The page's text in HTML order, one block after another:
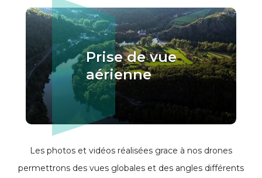
Prise de vue
aérienne
Les photos et vidéos réalisées grace à nos drones
permettrons des vues globales et des angles différents